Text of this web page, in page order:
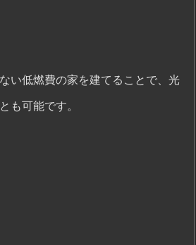
い低燃費の家を建てることで、光
も可能です。